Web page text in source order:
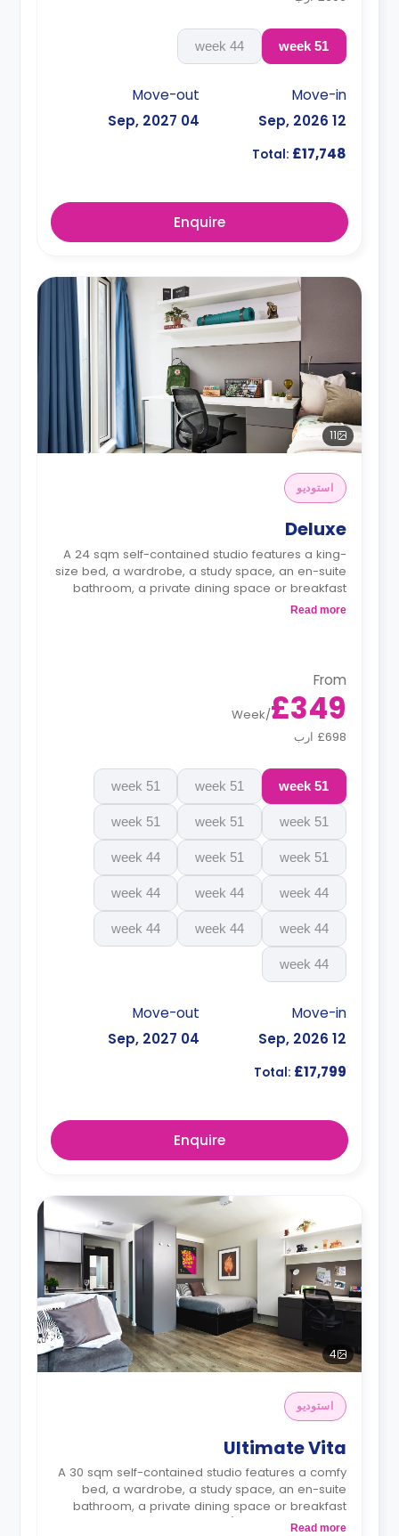
51 week
44 week
Move-in
12 Sep, 2026
Move-out
04 Sep, 2027
Total: £17,748
Enquire
11
استوديو
Deluxe
A 24 sqm self-contained studio features a king-
size bed, a wardrobe, a study space, an en-suite
bathroom, a private dining space or breakfast
bar, and a larger, fully fitted kitchenette.
Read more
From
£349
/
Week
£698 ارب
51 week
51 week
51 week
51 week
51 week
51 week
51 week
51 week
44 week
44 week
44 week
44 week
44 week
44 week
44 week
44 week
Move-in
12 Sep, 2026
Move-out
04 Sep, 2027
Total: £17,799
Enquire
4
استوديو
Ultimate Vita
A 30 sqm self-contained studio features a comfy
bed, a wardrobe, a study space, an en-suite
bathroom, a private dining space or breakfast
bar, and Larger full kitchen (microwave oven, 4
Read more